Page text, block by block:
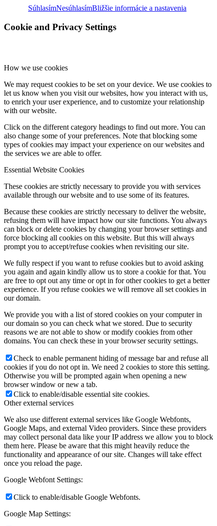
SúhlasímNesúhlasímBližšie informácie a nastavenia
Cookie and Privacy Settings
How we use cookies
We may request cookies to be set on your device. We use cookies to
let us know when you visit our websites, how you interact with us,
to enrich your user experience, and to customize your relationship
with our website.
Click on the different category headings to find out more. You can
also change some of your preferences. Note that blocking some
types of cookies may impact your experience on our websites and
the services we are able to offer.
Essential Website Cookies
These cookies are strictly necessary to provide you with services
available through our website and to use some of its features.
Because these cookies are strictly necessary to deliver the website,
refusing them will have impact how our site functions. You always
can block or delete cookies by changing your browser settings and
force blocking all cookies on this website. But this will always
prompt you to accept/refuse cookies when revisiting our site.
We fully respect if you want to refuse cookies but to avoid asking
you again and again kindly allow us to store a cookie for that. You
are free to opt out any time or opt in for other cookies to get a better
experience. If you refuse cookies we will remove all set cookies in
our domain.
We provide you with a list of stored cookies on your computer in
our domain so you can check what we stored. Due to security
reasons we are not able to show or modify cookies from other
domains. You can check these in your browser security settings.
Check to enable permanent hiding of message bar and refuse all
cookies if you do not opt in. We need 2 cookies to store this setting.
Otherwise you will be prompted again when opening a new
browser window or new a tab.
Click to enable/disable essential site cookies.
Other external services
We also use different external services like Google Webfonts,
Google Maps, and external Video providers. Since these providers
may collect personal data like your IP address we allow you to block
them here. Please be aware that this might heavily reduce the
functionality and appearance of our site. Changes will take effect
once you reload the page.
Google Webfont Settings:
Click to enable/disable Google Webfonts.
Google Map Settings: